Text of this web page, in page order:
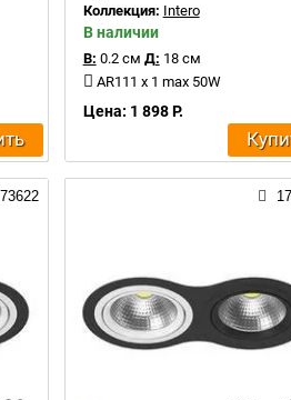
Коллекция: Intero
В наличии
В: 0.2 см Д: 18 см
AR111 x 1 max 50W
Цена: 1 898 Р.